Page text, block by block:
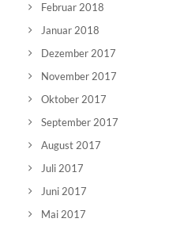
Februar 2018
Januar 2018
Dezember 2017
November 2017
Oktober 2017
September 2017
August 2017
Juli 2017
Juni 2017
Mai 2017